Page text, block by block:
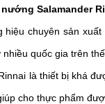
Salamander
hiệu chuyên sản
quốc gia trên
là thiết bị khá
cho thực phẩm